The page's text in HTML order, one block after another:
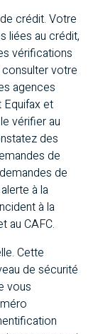
crédit. Votre
liées au crédit,
vérifications
votre
agences
Equifax et
vérifier au
des
de
de
à la
à la
au CAFC.
Cette
de sécurité
vous